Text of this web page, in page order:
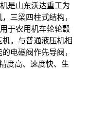
是山东沃达重工为
三梁四柱式结构，
于农用机车轮轮毂
，与普通液压机相
电磁阀作先导阀，
度高、速度快、生